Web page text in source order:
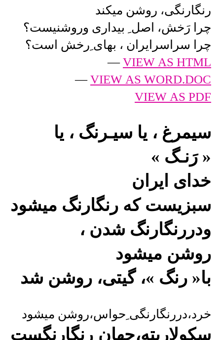
رنگارنگی، روشن میکند
چرا رَخش، اصل ِ بیداری وروشنیست؟
چرا سراسرایران ، بهای ِرخش است؟
VIEW AS HTML
—
VIEW AS WORD.DOC
—
VIEW AS PDF
سیمرغ ، یا سیـرنگ ، یا
« رَنـگ »
خدای ایران
سبزیست که رنگارنگ میشود
ودررنگارنگ شدن ،
روشن میشود
با« رنگ »، گیتی، روشن شد
خرد،دررنگارنگی ِحواس،روشن میشود
سکولاریته،جهان ِرنگارنگست